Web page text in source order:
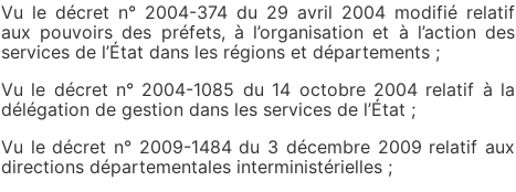
Vu le décret n° 2004-374 du 29 avril 2004 modifié relatif
aux pouvoirs des préfets, à l’organisation et à l’action des
services de l’État dans les régions et départements ;
Vu le décret n° 2004-1085 du 14 octobre 2004 relatif à la
délégation de gestion dans les services de l’État ;
Vu le décret n° 2009-1484 du 3 décembre 2009 relatif aux
directions départementales interministérielles ;